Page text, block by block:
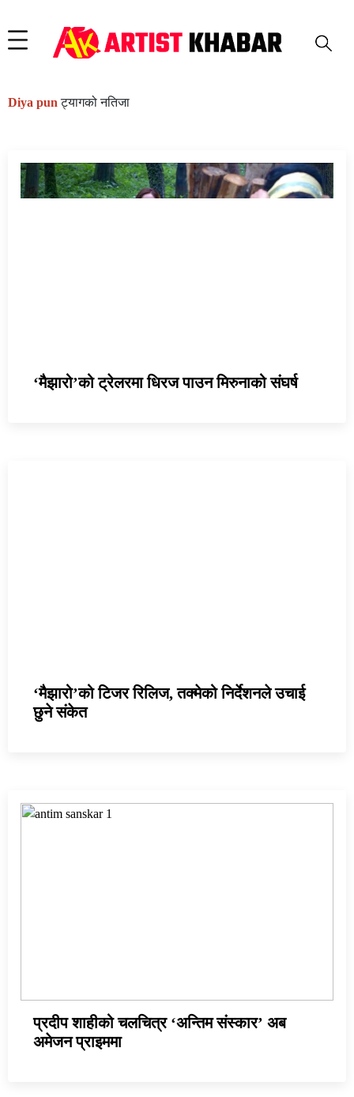
Diya punट्यागको नतिजा
‘मैझारो’को ट्रेलरमा धिरज पाउन मिरुनाको संघर्ष
‘मैझारो’को टिजर रिलिज, तक्मेको निर्देशनले उचाई
छुने संकेत
प्रदीप शाहीको चलचित्र ‘अन्तिम संस्कार’ अब
अमेजन प्राइममा